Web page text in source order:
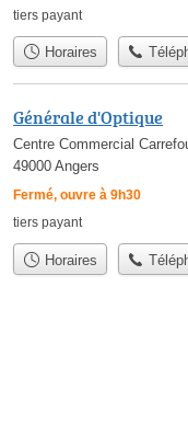
tiers payant
Horaires
Générale d'Optique
Centre Commercial
49000 Angers
Fermé, ouvre à 9h30
tiers payant
Horaires